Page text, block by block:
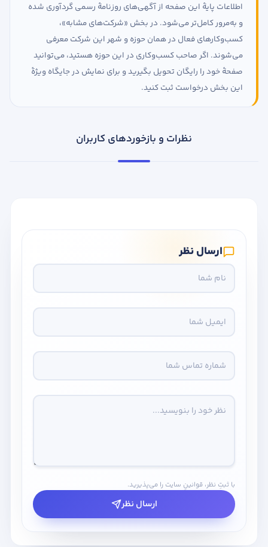
اطلاعات پایهٔ این صفحه از آگهی‌های روزنامهٔ رسمی گردآوری شده
و به‌مرور کامل‌تر می‌شود. در بخش «شرکت‌های مشابه»،
کسب‌وکارهای فعال در همان حوزه و شهر این شرکت معرفی
می‌شوند. اگر صاحب کسب‌وکاری در این حوزه هستید، می‌توانید
صفحهٔ خود را رایگان تحویل بگیرید و برای نمایش در جایگاه ویژهٔ
این بخش درخواست ثبت کنید.
نظرات و بازخوردهای کاربران
ارسال نظر
با ثبتِ نظر، قوانینِ سایت را می‌پذیرید.
ارسال نظر